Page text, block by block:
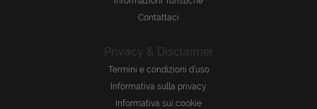
Contattaci
Privacy & Disclaimer
Termini e condizioni d’uso
Informativa sulla privacy
Informativa sui cookie